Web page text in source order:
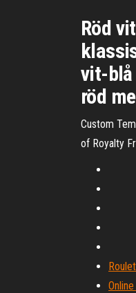
Röd
vit-blå
röd
Custom
of Royalty